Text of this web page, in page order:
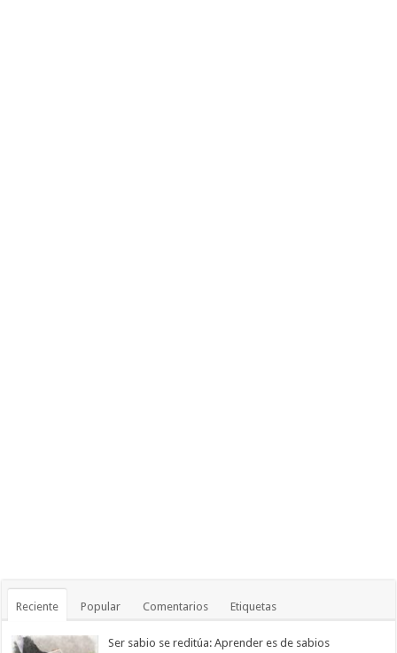
Reciente Popular Comentarios Etiquetas
Ser sabio se reditúa: Aprender es de sabios